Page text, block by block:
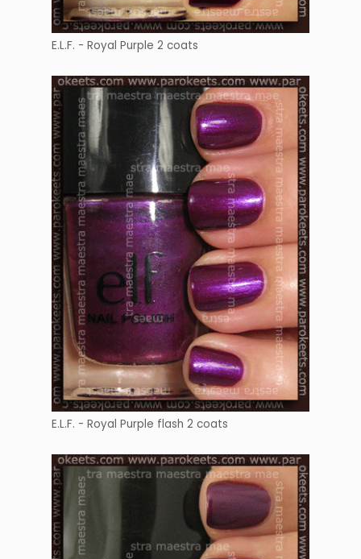
E.L.F. - Royal Purple 2 coats
E.L.F. - Royal Purple flash 2 coats